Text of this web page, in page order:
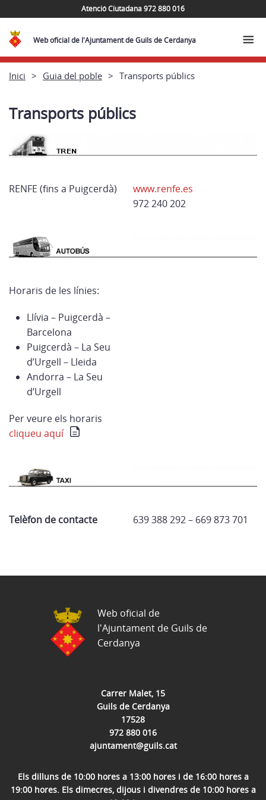
Atenció Ciutadana 972 880 016
Web oficial de l'Ajuntament de Guils de Cerdanya
Inici Guia del poble Transports públics
Transports públics
RENFE (fins a Puigcerdà)
www.renfe.es
972 240 202
Horaris de les línies:
Llívia – Puigcerdà –
Barcelona
Puigcerdà – La Seu
d’Urgell – Lleida
Andorra – La Seu
d’Urgell
Per veure els horaris
cliqueu aquí
Telèfon de contacte 639 388 292 – 669 873 701
Carrer Malet, 15
Guils de Cerdanya
17528
972 880 016
ajuntament@guils.cat
Els dilluns de 10:00 hores a 13:00 hores i de 16:00 hores a
19:00 hores. Els dimecres, dijous i divendres de 10:00 hores a
Web oficial de
l'Ajuntament de Guils de
Cerdanya